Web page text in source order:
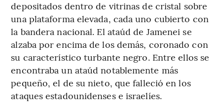
depositados dentro de vitrinas de cristal sobre
una plataforma elevada, cada uno cubierto con
la bandera nacional. El ataúd de Jamenei se
alzaba por encima de los demás, coronado con
su característico turbante negro. Entre ellos se
encontraba un ataúd notablemente más
pequeño, el de su nieto, que falleció en los
ataques estadounidenses e israelíes.